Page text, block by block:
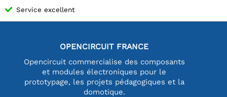
Service excellent
OPENCIRCUIT FRANCE
Opencircuit commercialise des composants
et modules électroniques pour le
prototypage, les projets pédagogiques et la
domotique.